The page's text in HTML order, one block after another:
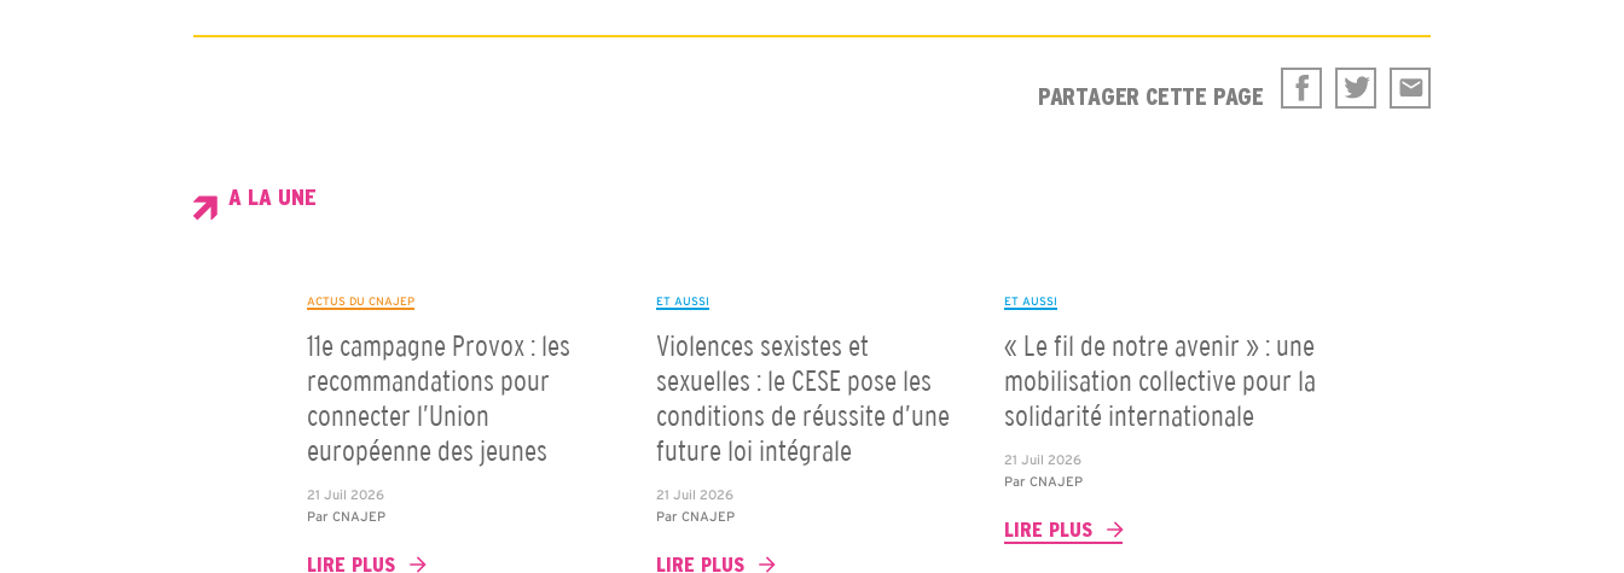
PARTAGER CETTE PAGE
A LA UNE
ACTUS DU CNAJEP
11e campagne Provox : les
recommandations pour
connecter l’Union
européenne des jeunes
21 Juil 2026
ParCNAJEP
LIRE PLUS
ET AUSSI
Violences sexistes et
sexuelles : le CESE pose les
conditions de réussite d’une
future loi intégrale
21 Juil 2026
Par CNAJEP
LIRE PLUS
ET AUSSI
« Le fil de notre avenir » : une
mobilisation collective pour la
solidarité internationale
21 Juil 2026
ParCNAJEP
LIRE PLUS